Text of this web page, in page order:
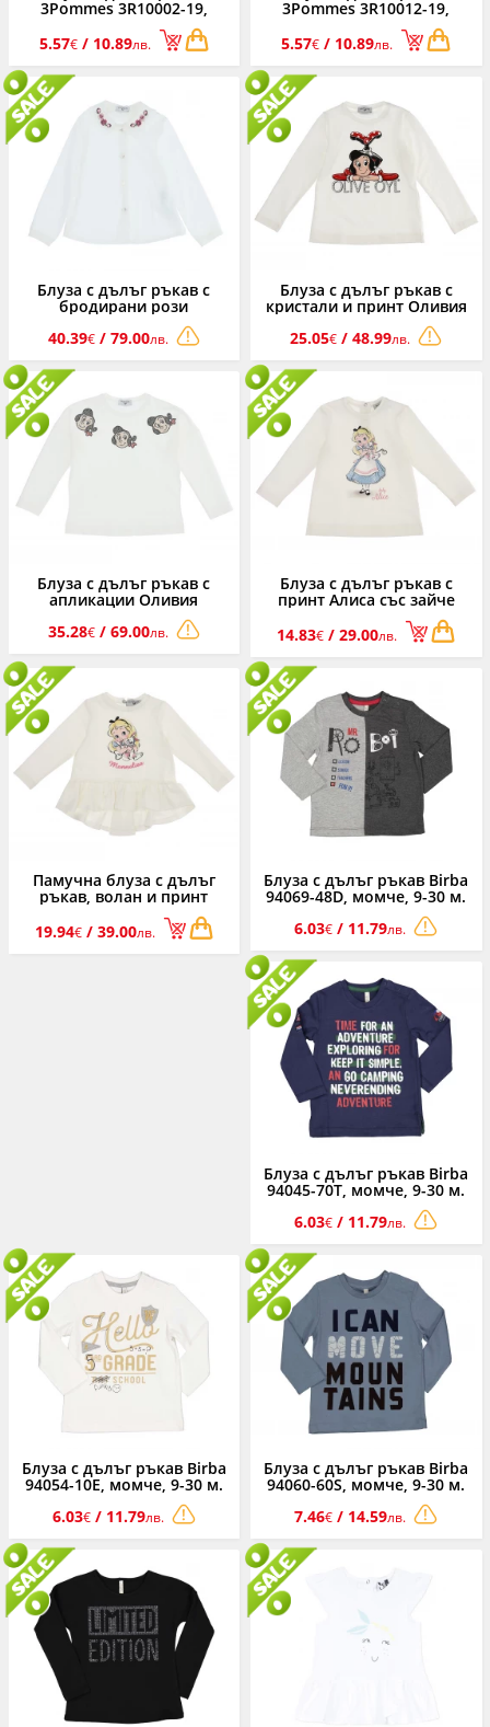
3Pommes 3R10002-19,
момиче, 6 м.-3 г.
5.57€/ 10.89лв.
3Pommes 3R10012-19,
момиче, 6 м.-3 г.
5.57€ / 10.89лв.
Блуза с дълъг ръкав с
бродирани рози
Monnalisa, момиче, 2-10 г.
40.39€/ 79.00лв.
Блуза с дълъг ръкав с
кристали и принт Оливия
Monnalisa, момиче, 2-10 г.
25.05€ / 48.99лв.
Блуза с дълъг ръкав с
апликации Оливия
Monnalisa, момиче, 2-10 г.
35.28€/ 69.00лв.
Блуза с дълъг ръкав с
принт Алиса със зайче
Monnalisa, момиче, 6-24 м.
14.83€ / 29.00лв.
Памучна блуза с дълъг
ръкав, волан и принт
Алиса Monnalisa, момиче,
6-24 м.
19.94€/ 39.00лв.
Блуза с дълъг ръкав Birba
94069-48D, момче, 9-30 м.
6.03€ / 11.79лв.
Блуза с дълъг ръкав Birba
94045-70T, момче, 9-30 м.
6.03€ / 11.79лв.
Блуза с дълъг ръкав Birba
94054-10E, момче, 9-30 м.
6.03€/ 11.79лв.
Блуза с дълъг ръкав Birba
94060-60S, момче, 9-30 м.
7.46€ / 14.59лв.